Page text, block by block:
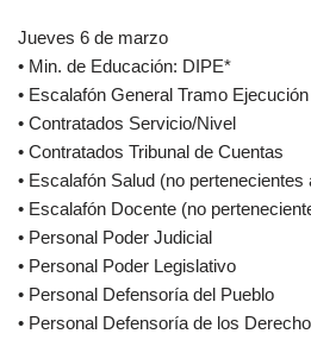
Jueves 6 de marzo
• Min. de Educación: DIPE*
• Escalafón General Tramo Ejecución
• Contratados Servicio/Nivel
• Contratados Tribunal de Cuentas
• Escalafón Salud (no pertenecientes
• Escalafón Docente (no
• Personal Poder Judicial
• Personal Poder Legislativo
• Personal Defensoría del Pueblo
• Personal Defensoría de los